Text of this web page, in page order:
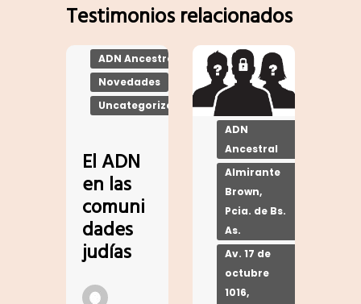
Testimonios relacionados
ADN Ancestral
Novedades
Uncategorized
El ADN
en las
comuni
dades
judías
ADN
Ancestral
Almirante
Brown,
Pcia. de Bs.
As.
Av. 17 de
octubre
1016,